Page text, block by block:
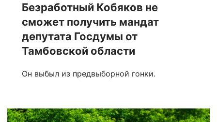
Безработный Кобяков не
сможет получить мандат
депутата Госдумы от
Тамбовской области
Он выбыл из предвыборной гонки.